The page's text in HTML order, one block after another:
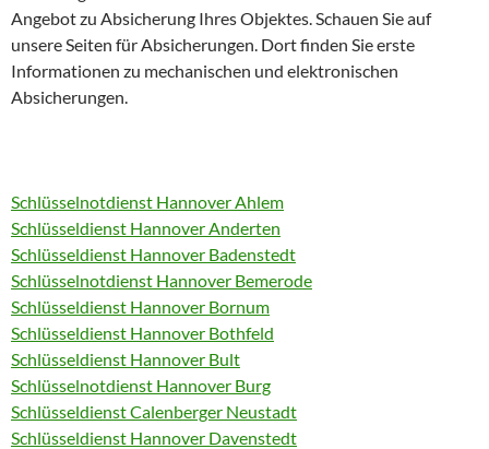
Angebot zu Absicherung Ihres Objektes. Schauen Sie auf
unsere Seiten für Absicherungen. Dort finden Sie erste
Informationen zu mechanischen und elektronischen
Absicherungen.
Schlüsselnotdienst Hannover Ahlem
Schlüsseldienst Hannover Anderten
Schlüsseldienst Hannover Badenstedt
Schlüsselnotdienst Hannover Bemerode
Schlüsseldienst Hannover Bornum
Schlüsseldienst Hannover Bothfeld
Schlüsseldienst Hannover Bult
Schlüsselnotdienst Hannover Burg
Schlüsseldienst Calenberger Neustadt
Schlüsseldienst Hannover Davenstedt